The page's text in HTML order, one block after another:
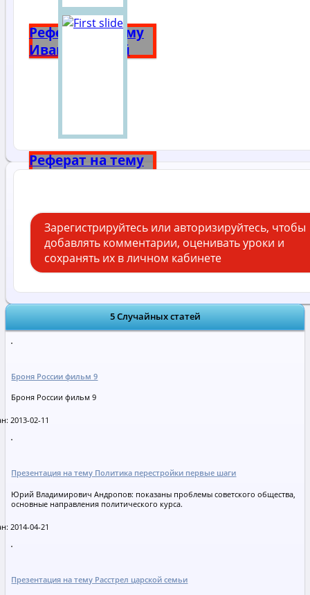
Реферат на тему
Иван Грозный
Реферат на тему
Зарегистрируйтесь или авторизируйтесь, чтобы
добавлять комментарии, оценивать уроки и
сохранять их в личном кабинете
5 Случайных статей
Броня России фильм 9
Броня России фильм 9
2013-02-11
Презентация на тему Политика перестройки первые шаги
Юрий Владимирович Андропов: показаны проблемы советского общества,
основные направления политического курса.
2014-04-21
Презентация на тему Расстрел царской семьи